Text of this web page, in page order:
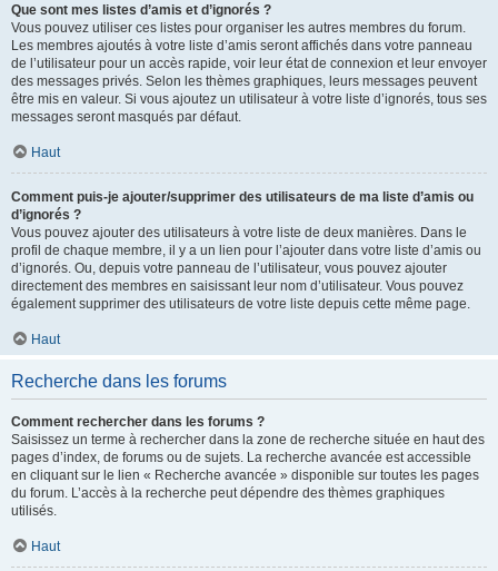
Que sont mes listes d’amis et d’ignorés ?
Vous pouvez utiliser ces listes pour organiser les autres membres du forum.
Les membres ajoutés à votre liste d’amis seront affichés dans votre panneau
de l’utilisateur pour un accès rapide, voir leur état de connexion et leur envoyer
des messages privés. Selon les thèmes graphiques, leurs messages peuvent
être mis en valeur. Si vous ajoutez un utilisateur à votre liste d’ignorés, tous ses
messages seront masqués par défaut.
Haut
Comment puis-je ajouter/supprimer des utilisateurs de ma liste d’amis ou
d’ignorés ?
Vous pouvez ajouter des utilisateurs à votre liste de deux manières. Dans le
profil de chaque membre, il y a un lien pour l’ajouter dans votre liste d’amis ou
d’ignorés. Ou, depuis votre panneau de l’utilisateur, vous pouvez ajouter
directement des membres en saisissant leur nom d’utilisateur. Vous pouvez
également supprimer des utilisateurs de votre liste depuis cette même page.
Haut
Recherche dans les forums
Comment rechercher dans les forums ?
Saisissez un terme à rechercher dans la zone de recherche située en haut des
pages d’index, de forums ou de sujets. La recherche avancée est accessible
en cliquant sur le lien « Recherche avancée » disponible sur toutes les pages
du forum. L’accès à la recherche peut dépendre des thèmes graphiques
utilisés.
Haut